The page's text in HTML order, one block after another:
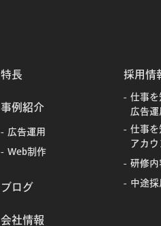
特長
事例紹介
広告運用
Web制作
ブログ
会社情報
採用情
仕事を
広告
仕事を
アカ
研修内
中途採